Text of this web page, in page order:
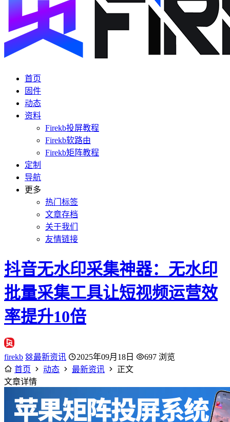
首页
固件
动态
资料
Firekb投屏教程
Firekb软路由
Firekb矩阵教程
定制
导航
更多
热门标签
文章存档
关于我们
友情链接
抖音无水印采集神器：无水印
批量采集工具让短视频运营效
率提升10倍
firekb 最新资讯 2025年09月18日
697 浏览
首页
动态 最新资讯
正文
文章详情